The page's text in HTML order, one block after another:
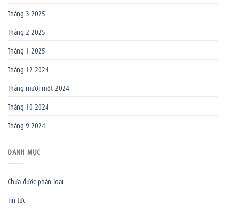
Tháng 3 2025
Tháng 2 2025
Tháng 1 2025
Tháng 12 2024
Tháng mười một 2024
Tháng 10 2024
Tháng 9 2024
DANH MỤC
Chưa được phân loại
Tin tức